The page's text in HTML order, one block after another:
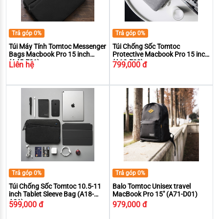
Trả góp 0%
Túi Máy Tính Tomtoc Messenger
Bags Macbook Pro 15 inch
(A45-E01)
Liên hệ
Trả góp 0%
Túi Chống Sốc Tomtoc
Protective Macbook Pro 15 inch
(A13-E02)
799,000 đ
Trả góp 0%
Túi Chống Sốc Tomtoc 10.5-11
inch Tablet Sleeve Bag (A18-
A01)
599,000 đ
Trả góp 0%
Balo Tomtoc Unisex travel
MacBook Pro 15" (A71-D01)
979,000 đ